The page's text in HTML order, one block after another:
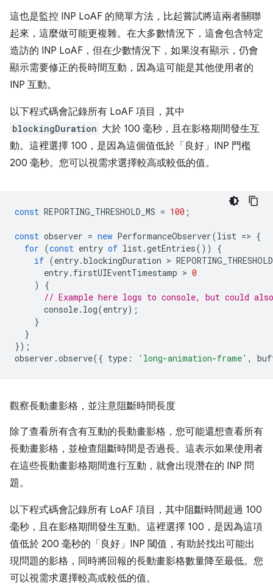
這也是監控 INP LoAF 的簡單方法，比起嘗試將這兩者關聯
起來，這麼做可能更複雜。在大多數情況下，這會包含特定
造訪的 INP LoAF，但在少數情況下，如果沒有顯示，仍會
顯示需要修正的長時間互動，因為這可能是其他使用者的
INP 互動。
以下程式碼會記錄所有 LoAF 項目，其中
blockingDuration 大於 100 毫秒，且在影格期間發生互
動。這裡選擇 100，是因為這個值低於「良好」INP 門檻
200 毫秒。您可以視需求選擇較高或較低的值。
const REPORTING_THRESHOLD_MS = 100 ;
const observer = new PerformanceObserver(list => {
for (const entry of list.getEntries())
{
if (entry.blockingDuration >
entry. firstUIEventTimestamp > 0
)
{
// Example here logs to console, but could
console. log(entry);
}
}
});
observer .observe({ type : 'long-animation-frame' ,
觀察長動畫影格，並注意阻斷時間長度
除了查看所有含有互動的長動畫影格，您可能還想查看所有
長動畫影格，並檢查阻斷時間是否過長。這表示如果使用者
在這些長動畫影格期間進行互動，就會出現潛在的 INP 問
題。
以下程式碼會記錄所有 LoAF 項目，其中阻斷時間超過 100
毫秒，且在影格期間發生互動。這裡選擇 100，是因為這項
值低於 200 毫秒的「良好」INP 閾值，有助於找出可能出
現問題的影格，同時將回報的長動畫影格數量降至最低。您
可以視需求選擇較高或較低的值。